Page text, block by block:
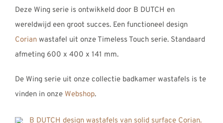
Deze Wing serie is ontwikkeld door B DUTCH en
wereldwijd een groot succes. Een functioneel design
Corianwastafel uit onze Timeless Touch serie. Standaard
afmeting 600 x 400 x 141 mm.
De Wing serie uit onze collectie badkamer wastafels is te
vinden in onze Webshop.